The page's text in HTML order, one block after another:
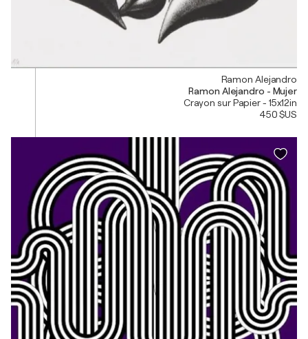
Ramon Alejandro
Ramon Alejandro - Mujer
Crayon sur Papier - 15x12in
450 $US